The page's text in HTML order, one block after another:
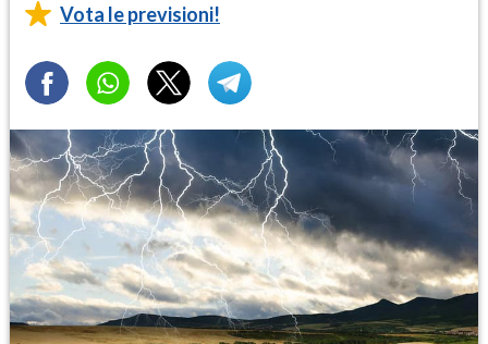
Vota le previsioni!